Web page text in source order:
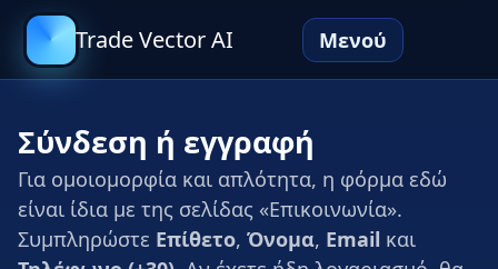
Trade Vector AI Μενού
Σύνδεση ή εγγραφή
Για ομοιομορφία και απλότητα, η φόρμα εδώ
είναι ίδια με της σελίδας «Επικοινωνία».
Συμπληρώστε Επίθετο, Όνομα, Email και